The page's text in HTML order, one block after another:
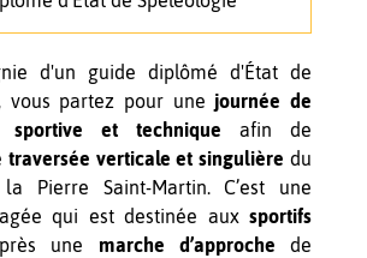
d'un guide diplômé d'État de
vous partez pour une journée de
sportive et technique afin de
traversée verticale et singulière du
Pierre Saint-Martin. C’est une
qui est destinée aux sportifs
une marche d’approche de